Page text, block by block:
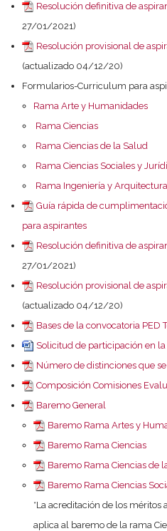
Resolución definitiva de
27/01/2021)
Resolución provisional de
(actualizado 04/12/20)
Formularios-Curriculum para
Rama Arte y Humanidades
Rama Ciencias
Rama Ciencias de la Salud
Rama Ciencias Sociales y
Rama Ingeniería y Arquitectura
Guía rápida de
para aspirantes
Resolución definitiva de
27/01/2021)
Resolución provisional de
(actualizado 04/12/20)
Bases de la convocatoria PED
Solicitud de participación en
Número de distinciones que
Composición Comisiones
Baremo General
Baremo Rama Artes y
Baremo Rama Ciencias
Baremo Rama Ciencias de
Baremo Rama Ciencias
*La acreditación de los méritos
aplica al baremo de la rama